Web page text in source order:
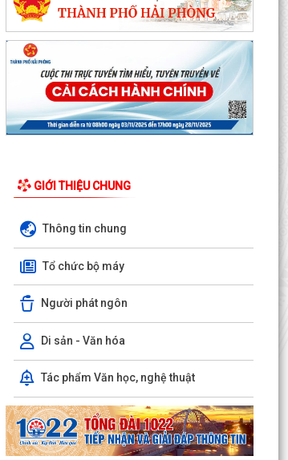
GIỚI THIỆU CHUNG
Thông tin chung
Tổ chức bộ máy
Người phát ngôn
Di sản - Văn hóa
Tác phẩm Văn học, nghệ thuật